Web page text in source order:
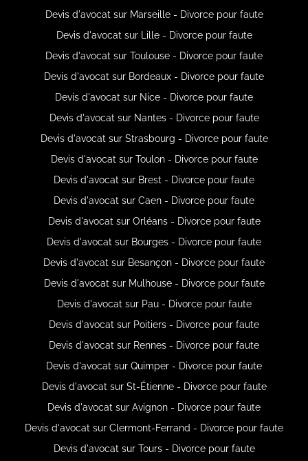
Devis d'avocat sur Marseille - Divorce pour faute
Devis d'avocat sur Lille - Divorce pour faute
Devis d'avocat sur Toulouse - Divorce pour faute
Devis d'avocat sur Bordeaux - Divorce pour faute
Devis d'avocat sur Nice - Divorce pour faute
Devis d'avocat sur Nantes - Divorce pour faute
Devis d'avocat sur Strasbourg - Divorce pour faute
Devis d'avocat sur Toulon - Divorce pour faute
Devis d'avocat sur Brest - Divorce pour faute
Devis d'avocat sur Caen - Divorce pour faute
Devis d'avocat sur Orléans - Divorce pour faute
Devis d'avocat sur Bourges - Divorce pour faute
Devis d'avocat sur Besançon - Divorce pour faute
Devis d'avocat sur Mulhouse - Divorce pour faute
Devis d'avocat sur Pau - Divorce pour faute
Devis d'avocat sur Poitiers - Divorce pour faute
Devis d'avocat sur Rennes - Divorce pour faute
Devis d'avocat sur Quimper - Divorce pour faute
Devis d'avocat sur St-Étienne - Divorce pour faute
Devis d'avocat sur Avignon - Divorce pour faute
Devis d'avocat sur Clermont-Ferrand - Divorce pour faute
Devis d'avocat sur Tours - Divorce pour faute